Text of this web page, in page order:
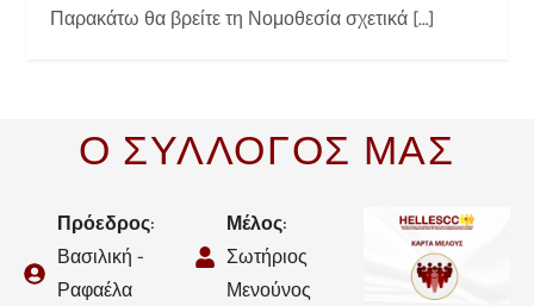
Παρακάτω θα βρείτε τη Νομοθεσία σχετικά […]
Ο ΣΥΛΛΟΓΟΣ ΜΑΣ
Πρόεδρος:
Βασιλική -
Ραφαέλα
Μέλος:
Σωτήριος
Μενούνος